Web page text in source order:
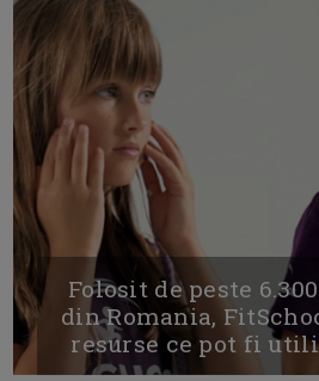
Folosit de peste
din Romania,
resurse ce pot fi